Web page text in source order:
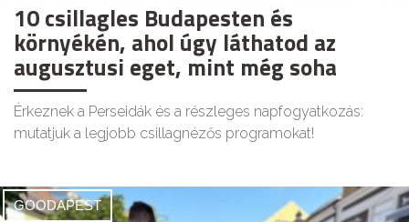
10 csillagles Budapesten és
környékén, ahol úgy láthatod az
augusztusi eget, mint még soha
Érkeznek a Perseidák és a részleges napfogyatkozás:
mutatjuk a legjobb csillagnézős programokat!
GOODAPEST